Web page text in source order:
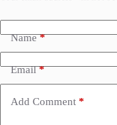
Name*
Email*
Add Comment *